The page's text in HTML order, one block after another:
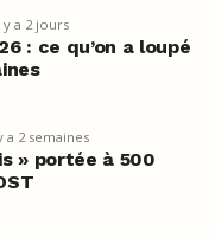
y a 2 jours
: ce qu’on a loupé
a 2 semaines
» portée à 500